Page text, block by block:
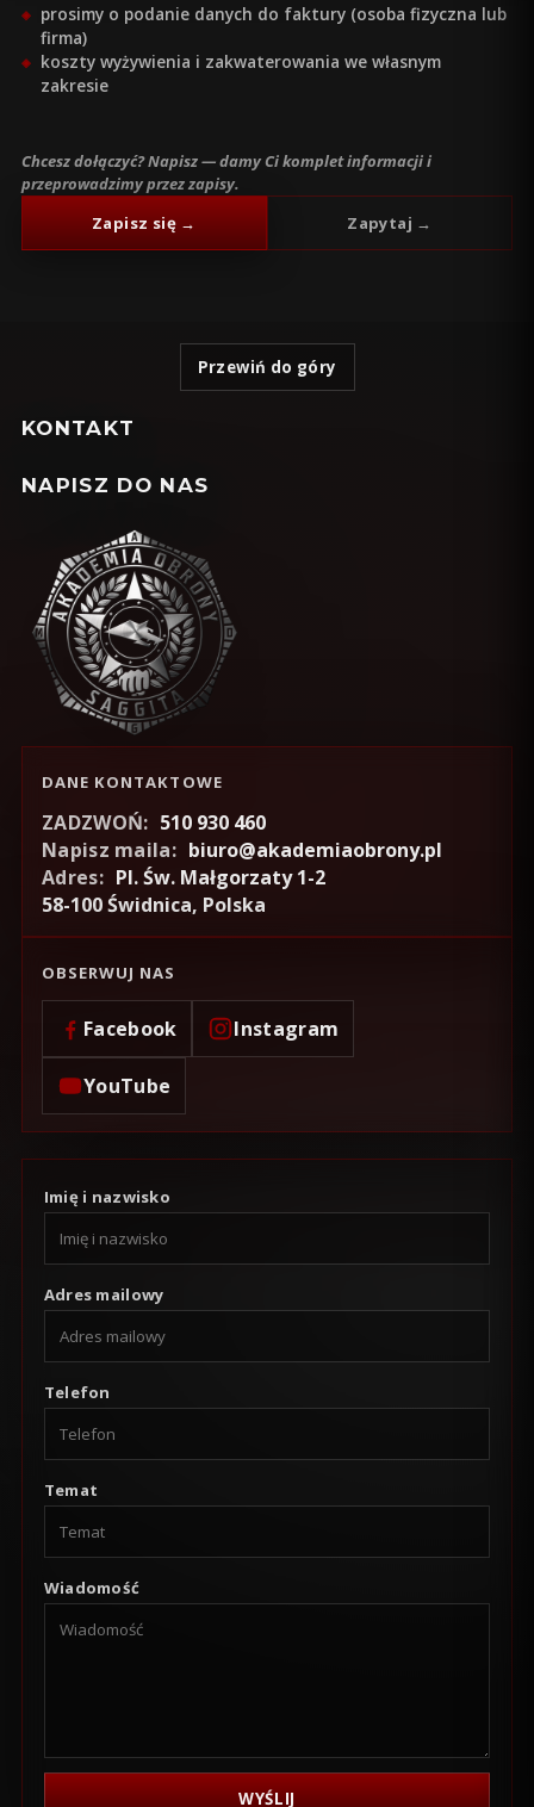
prosimy o podanie danych do faktury (osoba fizyczna lub
firma)
koszty wyżywienia i zakwaterowania we własnym
zakresie
Chcesz dołączyć? Napisz — damy Ci komplet informacji i
przeprowadzimy przez zapisy.
Zapisz się →
Zapytaj →
Przewiń do góry
KONTAKT
NAPISZ DO NAS
DANE KONTAKTOWE
ZADZWOŃ: 510 930 460
Napisz maila: biuro@akademiaobrony.pl
Adres: Pl. Św. Małgorzaty 1-2
58-100 Świdnica, Polska
OBSERWUJ NAS
Facebook Instagram
YouTube
Imię i nazwisko
Adres mailowy
Telefon
Temat
Wiadomość
WYŚLIJ